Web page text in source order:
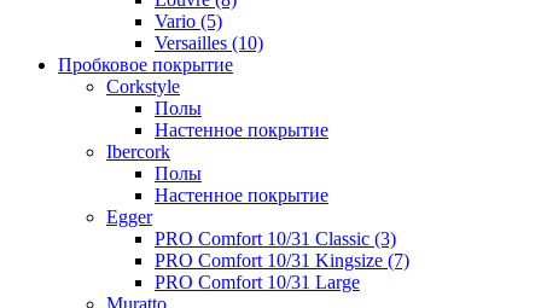
Vario (5)
Versailles (10)
Пробковое покрытие
Сorkstyle
Полы
Настенное покрытие
Ibercork
Полы
Настенное покрытие
Egger
PRO Comfort 10/31 Classic (3)
PRO Comfort 10/31 Kingsize (7)
PRO Comfort 10/31 Large
Muratto